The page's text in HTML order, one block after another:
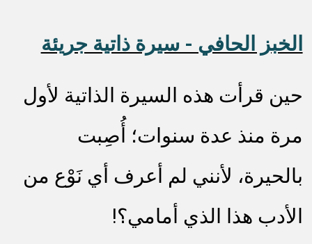
الخبز الحافي - سيرة ذاتية جريئة
حين قرأت هذه السيرة الذاتية لأول
مرة منذ عدة سنوات؛ أُصِبت
بالحيرة، لأنني لم أعرف أي نَوْع من
الأدب هذا الذي أمامي؟!